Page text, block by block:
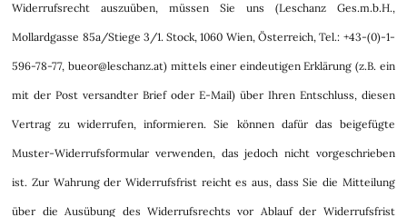
Widerrufsrecht auszuüben, müssen Sie uns (Leschanz Ges.m.b.H.,
Mollardgasse 85a/Stiege 3/1. Stock, 1060 Wien, Österreich, Tel.: +43-(0)-1-
596-78-77, bueor@leschanz.at) mittels einer eindeutigen Erklärung (z.B. ein
mit der Post versandter Brief oder E-Mail) über Ihren Entschluss, diesen
Vertrag zu widerrufen, informieren. Sie können dafür das beigefügte
Muster-Widerrufsformular verwenden, das jedoch nicht vorgeschrieben
ist. Zur Wahrung der Widerrufsfrist reicht es aus, dass Sie die Mitteilung
über die Ausübung des Widerrufsrechts vor Ablauf der Widerrufsfrist